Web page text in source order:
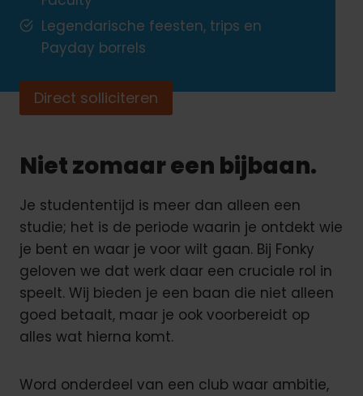
Legendarische feesten, trips en
Payday borrels
Direct solliciteren
Niet zomaar een bijbaan.
Je studententijd is meer dan alleen een
studie; het is de periode waarin je ontdekt wie
je bent en waar je voor wilt gaan. Bij Fonky
geloven we dat werk daar een cruciale rol in
speelt. Wij bieden je een baan die niet alleen
goed betaalt, maar je ook voorbereidt op
alles wat hierna komt.
Word onderdeel van een club waar ambitie,